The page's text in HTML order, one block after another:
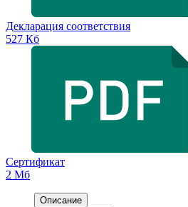
Декларация соответствия
527 Кб
Сертификат
2 Мб
Описание